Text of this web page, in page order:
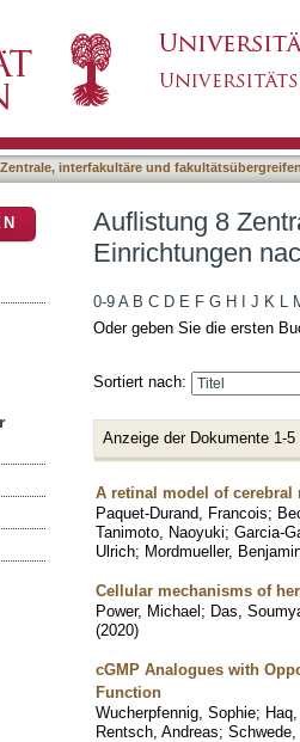
interfakultäre und
Auflistung 8
Einrichtungen
0-9 A B C D E F G H J K L
Oder geben Sie die ersten
Sortiert nach:
Anzeige der Dokumente 1-5
A retinal model of cerebral
Paquet-Durand, Francois;
Tanimoto, Naoyuki; Garcia-
Ulrich; Mordmueller,
Cellular mechanisms of
Power, Michael; Das,
(2020)
cGMP Analogues with
Function
Wucherpfennig, Sophie;
Rentsch, Andreas;